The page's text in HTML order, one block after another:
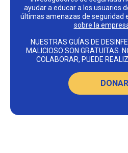
ayudar a educar a los usuarios
últimas amenazas de seguridad
sobre la
NUESTRAS GUÍAS DE
MALICIOSO SON GRATUITAS.
COLABORAR, PUEDE
DONAR